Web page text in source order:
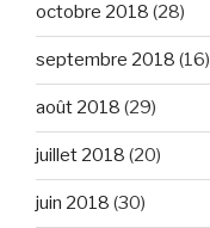
octobre 2018 (28)
septembre 2018 (16)
août 2018 (29)
juillet 2018 (20)
juin 2018 (30)